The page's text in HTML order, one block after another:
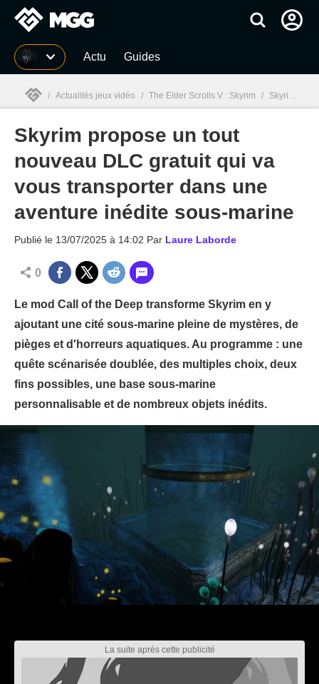
MGG Actu Guides
MGG
/ Actualités jeux vidéo / The Elder Scrolls V : Skyrim / Skyrim propose un tout nouveau DLC gratuit qui va vous transporter dans une aventure inédite sous-marine
Skyrim propose un tout
nouveau DLC gratuit qui va
vous transporter dans une
aventure inédite sous-marine
Publié le 13/07/2025 à 14:02 Par Laure Laborde
0
Le mod Call of the Deep transforme Skyrim en y
ajoutant une cité sous-marine pleine de mystères, de
pièges et d'horreurs aquatiques. Au programme : une
quête scénarisée doublée, des multiples choix, deux
fins possibles, une base sous-marine
personnalisable et de nombreux objets inédits.